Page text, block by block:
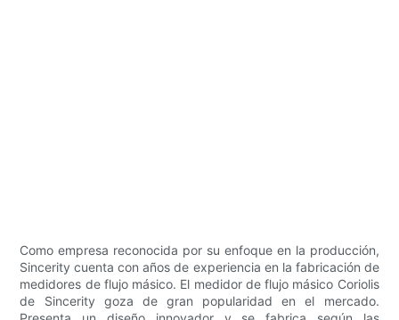
Como empresa reconocida por su enfoque en la producción,
Sincerity cuenta con años de experiencia en la fabricación de
medidores de flujo másico. El medidor de flujo másico Coriolis
de Sincerity goza de gran popularidad en el mercado.